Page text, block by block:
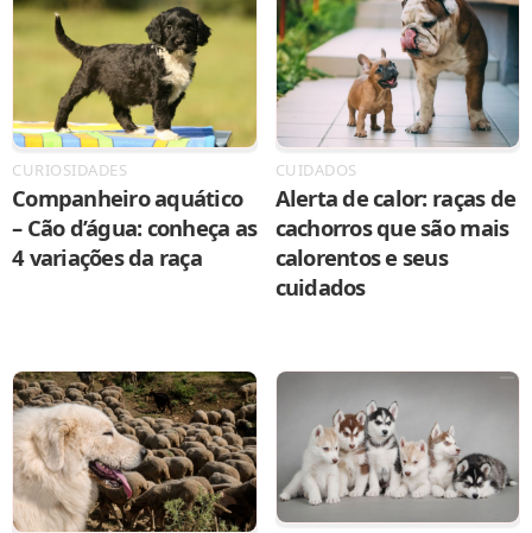
CURIOSIDADES
Companheiro aquático
– Cão d’água: conheça as
4 variações da raça
CUIDADOS
Alerta de calor: raças de
cachorros que são mais
calorentos e seus
cuidados